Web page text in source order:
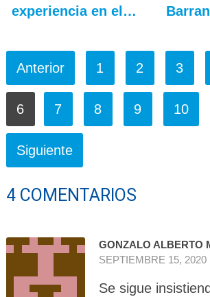
experiencia en el…
Anterior 1 2 3
6 7 8 9 10
Siguiente
4 COMENTARIOS
GONZALO ALBERTO
SEPTIEMBRE 15, 2020
Se sigue